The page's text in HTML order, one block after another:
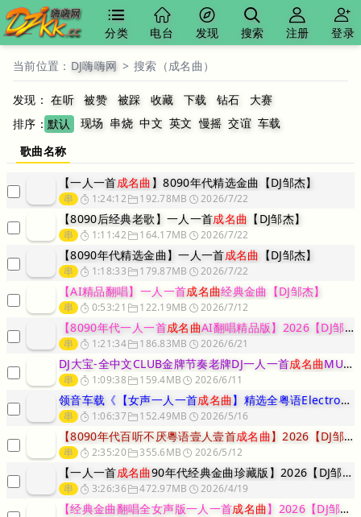
分类 电台 发现 搜索 注册 登录
当前位置： DJ嗨嗨网 > 搜索（成名曲）
发现： 在听 被赞 被踩 收藏 下载 钻石
大赛
排序：默认 现场 串烧 中文 英文 慢摇 交谊 车载
歌曲名称
【一人一首成名曲 】8090年代精选金曲【DJ邹杰】
串 1:24:12 192.78MB 2026/7/22
【8090后经典老歌】一人一首成名曲 【DJ邹杰】
串 1:11:42 164.17MB 2026/7/22
【8090年代精选金曲】一人一首成名曲 【DJ邹杰】
串 1:18:33 179.87MB 2026/7/22
【AI精品翻唱】一人一首成名曲经典金曲【DJ邹杰】
串 0:53:21 122.19MB 2026/7/12
【8090年代一人一首成名曲AI翻唱精品版】2026【DJ邹杰】
串 1:21:34 186.83MB 2026/6/21
DJ大宝-全中文CLUB金牌节奏老牌DJ一人一首成名曲MUSIC慢
串 1:09:38 159.4MB 2026/6/11
领音车载《【女声一人一首成名曲】精选全粤语Electro音乐车主最
串 1:06:37 152.49MB 2026/5/16
【8090年代百听不厌粵语壹人壹首成名曲】2026【DJ邹杰】
串 2:35:20 355.6MB 2026/5/12
【一人一首成名曲90年代经典金曲珍藏版】2026【DJ邹杰】
串 3:26:36 472.97MB 2026/4/19
【经典金曲翻唱全女声版一人一首成名曲】2026【DJ邹杰】